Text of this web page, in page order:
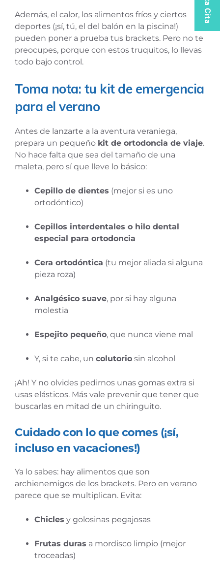
Además, el calor, los alimentos fríos y ciertos
deportes (¡sí, tú, el del balón en la piscina!)
pueden poner a prueba tus brackets. Pero no te
preocupes, porque con estos truquitos, lo llevas
todo bajo control.
Toma nota: tu kit de emergencia
para el verano
Antes de lanzarte a la aventura veraniega,
prepara un pequeño kit de ortodoncia de viaje.
No hace falta que sea del tamaño de una
maleta, pero sí que lleve lo básico:
Cepillo de dientes (mejor si es uno
ortodóntico)
Cepillos interdentales o hilo dental
especial para ortodoncia
Cera ortodóntica (tu mejor aliada si alguna
pieza roza)
Analgésico suave, por si hay alguna
molestia
Espejito pequeño, que nunca viene mal
Y, si te cabe, un colutorio sin alcohol
¡Ah! Y no olvides pedirnos unas gomas extra si
usas elásticos. Más vale prevenir que tener que
buscarlas en mitad de un chiringuito.
Cuidado con lo que comes (¡sí,
incluso en vacaciones!)
Ya lo sabes: hay alimentos que son
archienemigos de los brackets. Pero en verano
parece que se multiplican. Evita:
Chicles y golosinas pegajosas
Frutas duras a mordisco limpio (mejor
troceadas)